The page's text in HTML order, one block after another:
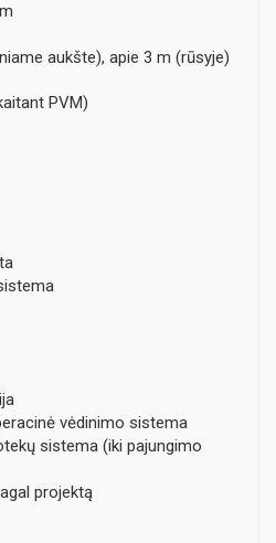
aukšte), apie 3 m (rūsyje)
PVM)
vėdinimo sistema
sistema (iki pajungimo
projektą